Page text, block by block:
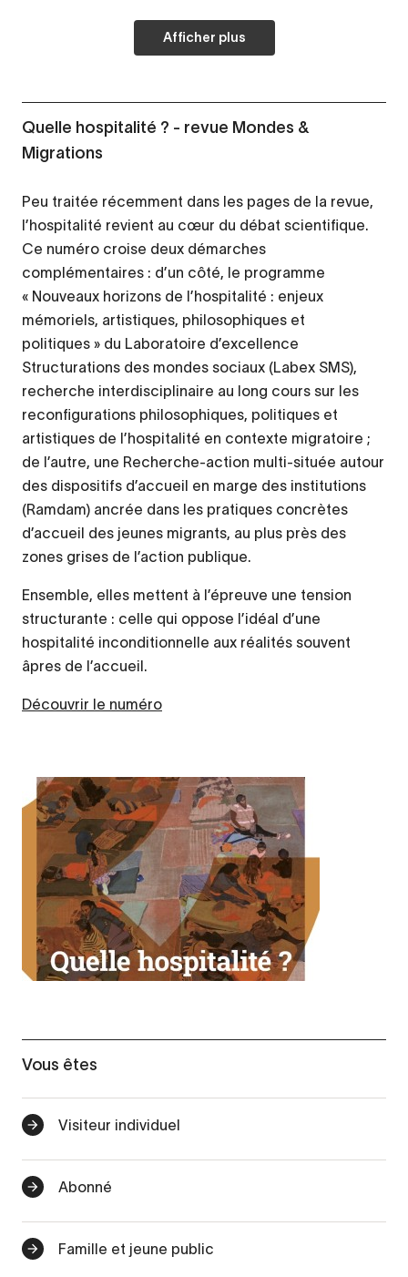
Afficher plus
Quelle hospitalité ? - revue Mondes &
Migrations
Peu traitée récemment dans les pages de la revue,
l’hospitalité revient au cœur du débat scientifique.
Ce numéro croise deux démarches
complémentaires : d’un côté, le programme
« Nouveaux horizons de l’hospitalité : enjeux
mémoriels, artistiques, philosophiques et
politiques » du Laboratoire d’excellence
Structurations des mondes sociaux (Labex SMS),
recherche interdisciplinaire au long cours sur les
reconfigurations philosophiques, politiques et
artistiques de l’hospitalité en contexte migratoire ;
de l’autre, une Recherche-action multi-située autour
des dispositifs d’accueil en marge des institutions
(Ramdam) ancrée dans les pratiques concrètes
d’accueil des jeunes migrants, au plus près des
zones grises de l’action publique.
Ensemble, elles mettent à l’épreuve une tension
structurante : celle qui oppose l’idéal d’une
hospitalité inconditionnelle aux réalités souvent
âpres de l’accueil.
Découvrir le numéro
Vous êtes
Visiteur individuel
Abonné
Famille et jeune public